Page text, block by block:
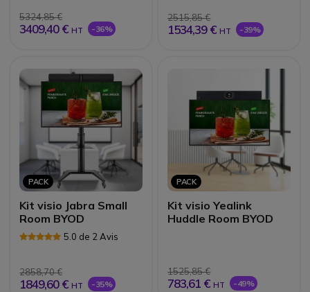
5324,85 €
3409,40 € HT -36%
2515,85 €
1534,39 € HT -39%
PACK
Kit visio Jabra Small
Room BYOD
5.0 de 2 Avis
2858,70 €
1849,60 € HT -35%
PACK
Kit visio Yealink
Huddle Room BYOD
1525,85 €
783,61 € HT -49%